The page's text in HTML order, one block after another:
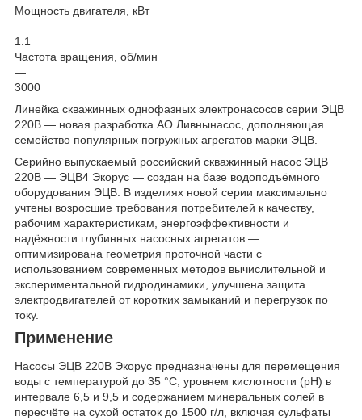
Мощность двигателя, кВт
—
1.1
Частота вращения, об/мин
—
3000
Линейка скважинных однофазных электронасосов серии ЭЦВ
220В — новая разработка АО Ливнынасос, дополняющая
семейство популярных погружных агрегатов марки ЭЦВ.
Серийно выпускаемый российский скважинный насос ЭЦВ
220В — ЭЦВ4 Экорус — создан на базе водоподъёмного
оборудования ЭЦВ. В изделиях новой серии максимально
учтены возросшие требования потребителей к качеству,
рабочим характеристикам, энергоэффективности и
надёжности глубинных насосных агрегатов —
оптимизирована геометрия проточной части с
использованием современных методов вычислительной и
экспериментальной гидродинамики, улучшена защита
электродвигателей от коротких замыканий и перегрузок по
току.
Применение
Насосы ЭЦВ 220В Экорус предназначены для перемещения
воды с температурой до 35 °С, уровнем кислотности (рН) в
интервале 6,5 и 9,5 и содержанием минеральных солей в
пересчёте на сухой остаток до 1500 г/л, включая сульфаты